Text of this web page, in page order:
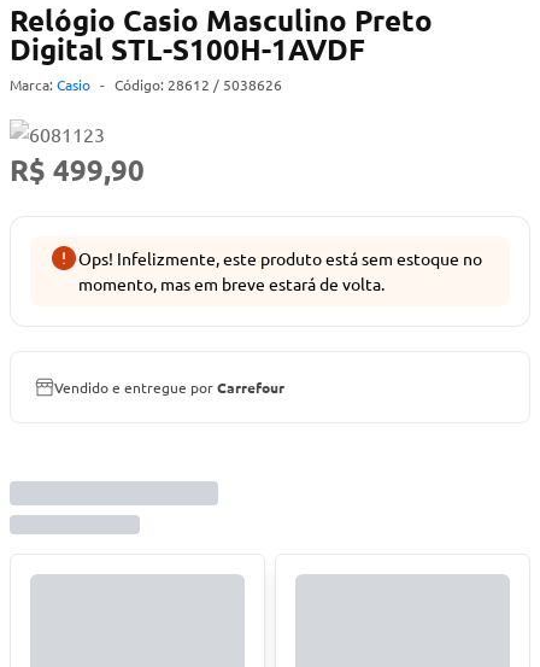
Relógio Casio Masculino Preto
Digital STL-S100H-1AVDF
Marca: Casio - Código: 28612 / 5038626
R$ 499,90
Ops! Infelizmente, este produto está sem estoque no
momento, mas em breve estará de volta.
Vendido e entregue porCarrefour